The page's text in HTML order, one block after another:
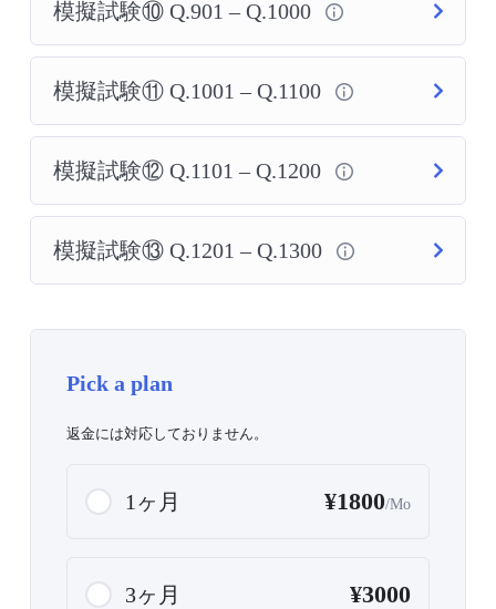
模擬試験⑩ Q.901 – Q.1000
模擬試験⑪ Q.1001 – Q.1100
模擬試験⑫ Q.1101 – Q.1200
模擬試験⑬ Q.1201 – Q.1300
Pick a plan
返金には対応しておりません。
1ヶ月 ¥1800/Mo
3ヶ月 ¥3000